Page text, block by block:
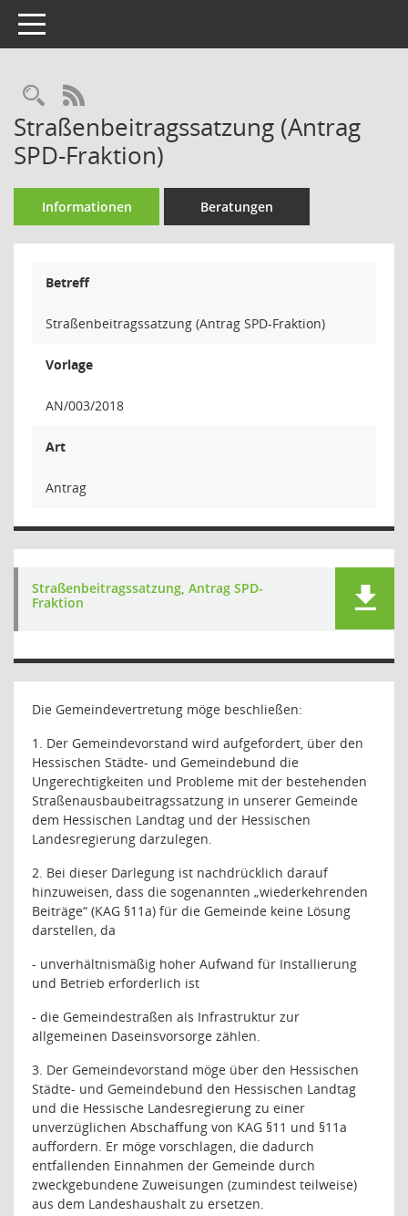
Toggle navigation
Rechercheauswahl
RSS-Feed
Straßenbeitragssatzung (Antrag
SPD-Fraktion)
Informationen Beratungen
Betreff
Straßenbeitragssatzung (Antrag SPD-Fraktion)
Vorlage
AN/003/2018
Art
Antrag
Straßenbeitragssatzung, Antrag SPD-
Fraktion
Die Gemeindevertretung möge beschließen:
1. Der Gemeindevorstand wird aufgefordert, über den
Hessischen Städte- und Gemeindebund die
Ungerechtigkeiten und Probleme mit der bestehenden
Straßenausbaubeitragssatzung in unserer Gemeinde
dem Hessischen Landtag und der Hessischen
Landesregierung darzulegen.
2. Bei dieser Darlegung ist nachdrücklich darauf
hinzuweisen, dass die sogenannten „wiederkehrenden
Beiträge“ (KAG §11a) für die Gemeinde keine Lösung
darstellen, da
- unverhältnismäßig hoher Aufwand für Installierung
und Betrieb erforderlich ist
- die Gemeindestraßen als Infrastruktur zur
allgemeinen Daseinsvorsorge zählen.
3. Der Gemeindevorstand möge über den Hessischen
Städte- und Gemeindebund den Hessischen Landtag
und die Hessische Landesregierung zu einer
unverzüglichen Abschaffung von KAG §11 und §11a
auffordern. Er möge vorschlagen, die dadurch
entfallenden Einnahmen der Gemeinde durch
zweckgebundene Zuweisungen (zumindest teilweise)
aus dem Landeshaushalt zu ersetzen.